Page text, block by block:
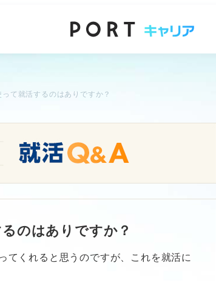
て就活するのはありですか？
のはありですか？
てくれると思うのですが、これを就活に